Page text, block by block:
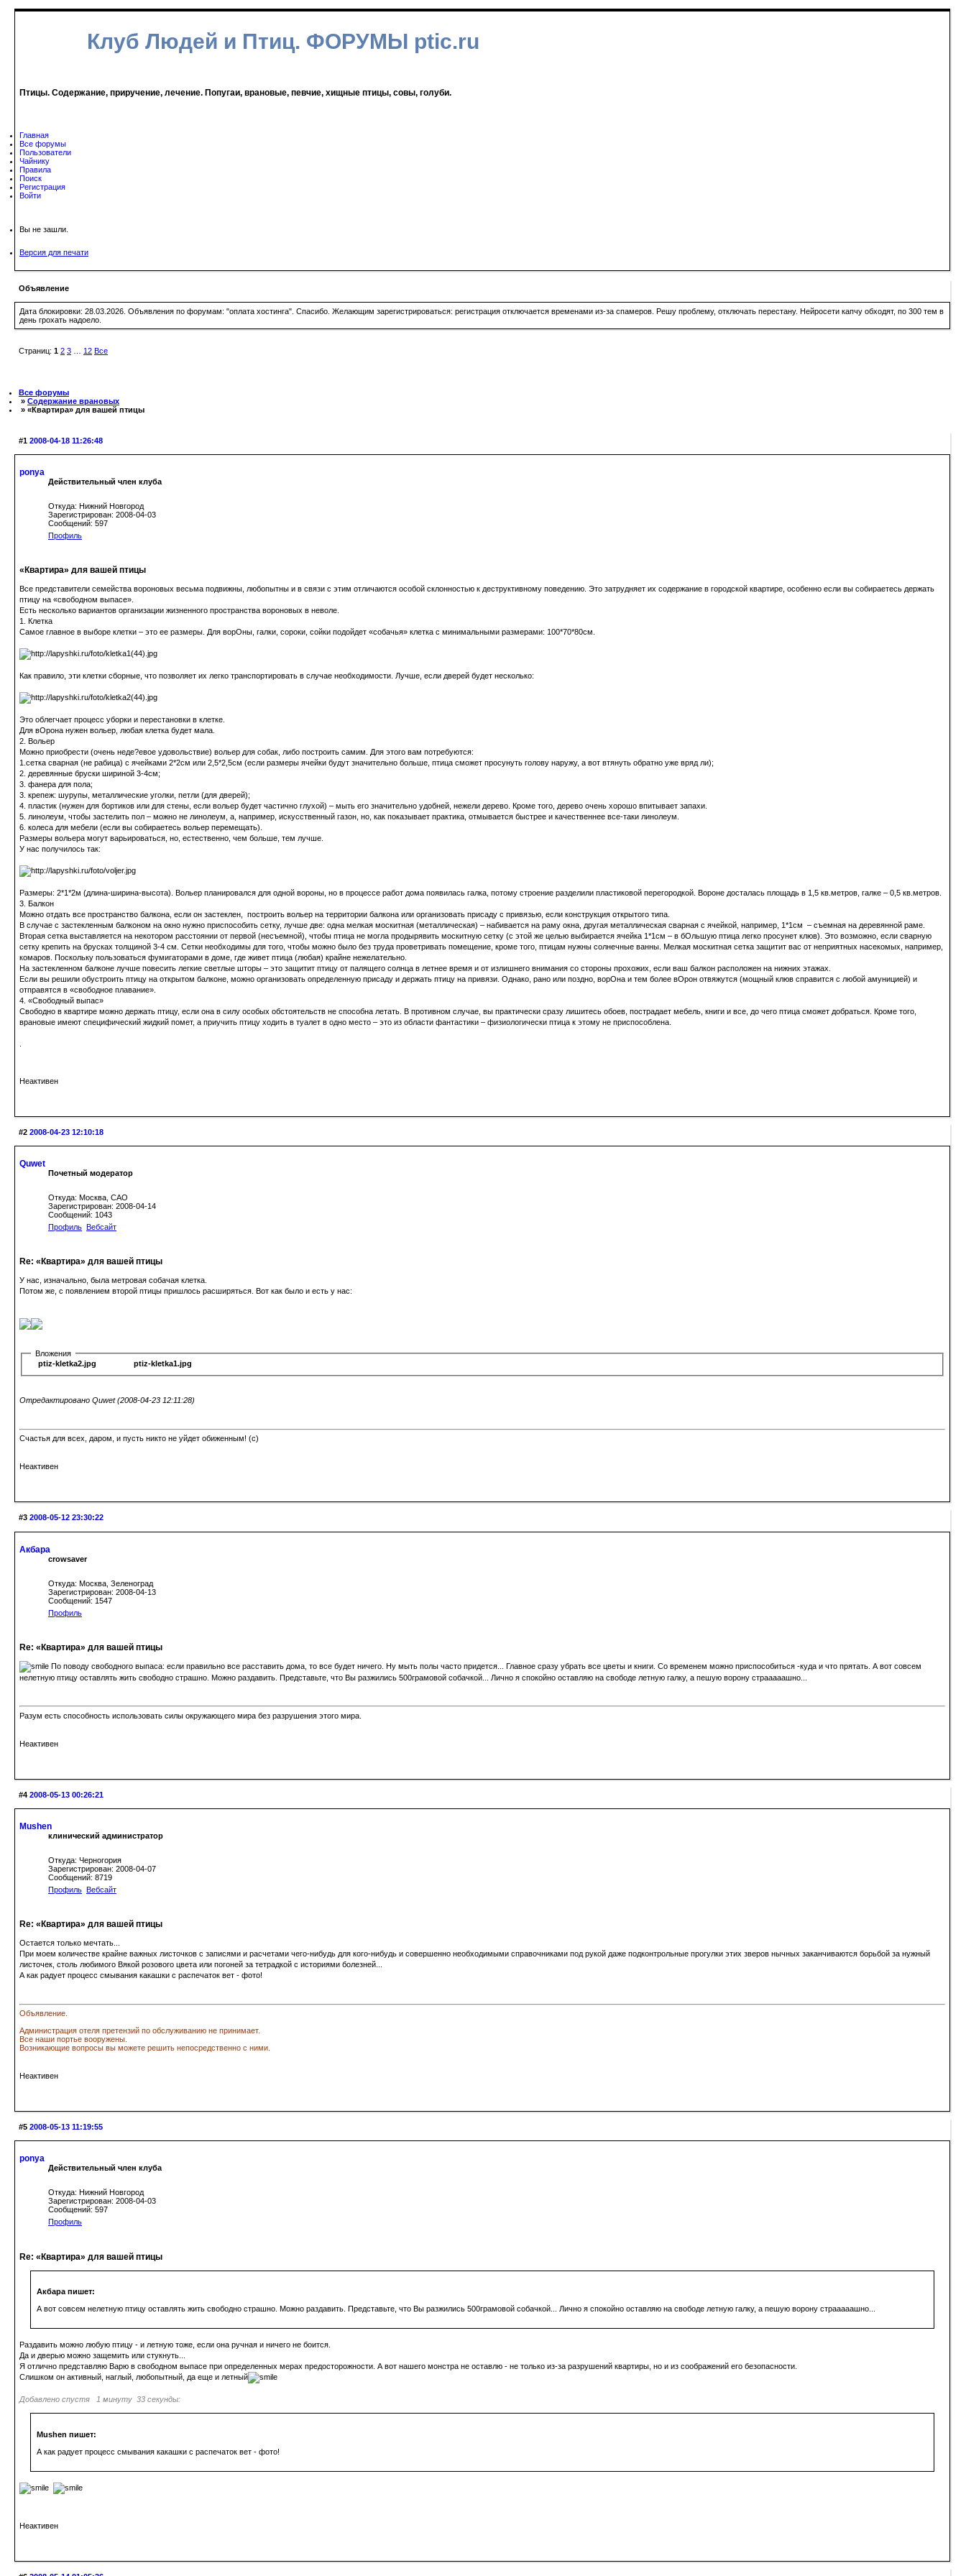
Клуб Людей и Птиц. ФОРУМЫ ptic.ru
Птицы. Содержание, приручение, лечение. Попугаи, врановые, певчие, хищные птицы, совы, голуби.
Главная
Все форумы
Пользователи
Чайнику
Правила
Поиск
Регистрация
Войти
Вы не зашли.
Версия для печати
Объявление
Дата блокировки: 28.03.2026. Объявления по форумам: "оплата хостинга". Спасибо. Желающим зарегистрироваться: регистрация отключается временами из-за спамеров. Решу проблему, отключать перестану. Нейросети капчу обходят, по 300 тем в
день грохать надоело.
Страниц: 1 2 3 … 12 Все
Все форумы
» Содержание врановых
» «Квартира» для вашей птицы
#1 2008-04-18 11:26:48
ponya
Действительный член клуба
Откуда: Нижний Новгород
Зарегистрирован: 2008-04-03
Сообщений: 597
Профиль
«Квартира» для вашей птицы
Все представители семейства вороновых весьма подвижны, любопытны и в связи с этим отличаются особой склонностью к деструктивному поведению. Это затрудняет их содержание в городской квартире, особенно если вы собираетесь держать
птицу на «свободном выпасе».
Есть несколько вариантов организации жизненного пространства вороновых в неволе.
1. Клетка
Самое главное в выборе клетки – это ее размеры. Для ворОны, галки, сороки, сойки подойдет «собачья» клетка с минимальными размерами: 100*70*80см.
Как правило, эти клетки сборные, что позволяет их легко транспортировать в случае необходимости. Лучше, если дверей будет несколько:
Это облегчает процесс уборки и перестановки в клетке.
Для вОрона нужен вольер, любая клетка будет мала.
2. Вольер
Можно приобрести (очень неде?евое удовольствие) вольер для собак, либо построить самим. Для этого вам потребуются:
1.сетка сварная (не рабица) с ячейками 2*2см или 2,5*2,5см (если размеры ячейки будут значительно больше, птица сможет просунуть голову наружу, а вот втянуть обратно уже вряд ли);
2. деревянные бруски шириной 3-4см;
3. фанера для пола;
3. крепеж: шурупы, металлические уголки, петли (для дверей);
4. пластик (нужен для бортиков или для стены, если вольер будет частично глухой) – мыть его значительно удобней, нежели дерево. Кроме того, дерево очень хорошо впитывает запахи.
5. линолеум, чтобы застелить пол – можно не линолеум, а, например, искусственный газон, но, как показывает практика, отмывается быстрее и качественнее все-таки линолеум.
6. колеса для мебели (если вы собираетесь вольер перемещать).
Размеры вольера могут варьироваться, но, естественно, чем больше, тем лучше.
У нас получилось так:
Размеры: 2*1*2м (длина-ширина-высота). Вольер планировался для одной вороны, но в процессе работ дома появилась галка, потому строение разделили пластиковой перегородкой. Вороне досталась площадь в 1,5 кв.метров, галке – 0,5 кв.метров.
3. Балкон
Можно отдать все пространство балкона, если он застеклен, построить вольер на территории балкона или организовать присаду с привязью, если конструкция открытого типа.
В случае с застекленным балконом на окно нужно приспособить сетку, лучше две: одна мелкая москитная (металлическая) – набивается на раму окна, другая металлическая сварная с ячейкой, например, 1*1см – съемная на деревянной раме.
Вторая сетка выставляется на некотором расстоянии от первой (несъемной), чтобы птица не могла продырявить москитную сетку (с этой же целью выбирается ячейка 1*1см – в бОльшую птица легко просунет клюв). Это возможно, если сварную
сетку крепить на брусках толщиной 3-4 см. Сетки необходимы для того, чтобы можно было без труда проветривать помещение, кроме того, птицам нужны солнечные ванны. Мелкая москитная сетка защитит вас от неприятных насекомых, например,
комаров. Поскольку пользоваться фумигаторами в доме, где живет птица (любая) крайне нежелательно.
На застекленном балконе лучше повесить легкие светлые шторы – это защитит птицу от палящего солнца в летнее время и от излишнего внимания со стороны прохожих, если ваш балкон расположен на нижних этажах.
Если вы решили обустроить птицу на открытом балконе, можно организовать определенную присаду и держать птицу на привязи. Однако, рано или поздно, ворОна и тем более вОрон отвяжутся (мощный клюв справится с любой амуницией) и
отправятся в «свободное плавание».
4. «Свободный выпас»
Свободно в квартире можно держать птицу, если она в силу особых обстоятельств не способна летать. В противном случае, вы практически сразу лишитесь обоев, пострадает мебель, книги и все, до чего птица сможет добраться. Кроме того,
врановые имеют специфический жидкий помет, а приучить птицу ходить в туалет в одно место – это из области фантастики – физиологически птица к этому не приспособлена.
Неактивен
#2 2008-04-23 12:10:18
Quwet
Почетный модератор
Откуда: Москва, САО
Зарегистрирован: 2008-04-14
Сообщений: 1043
Профиль Вебсайт
Re: «Квартира» для вашей птицы
У нас, изначально, была метровая собачая клетка.
Потом же, с появлением второй птицы пришлось расширяться. Вот как было и есть у нас:
Вложения
ptiz-kletka2.jpg
ptiz-kletka1.jpg
Отредактировано Quwet (2008-04-23 12:11:28)
Счастья для всех, даром, и пусть никто не уйдет обиженным! (c)
Неактивен
#3 2008-05-12 23:30:22
Акбара
crowsaver
Откуда: Москва, Зеленоград
Зарегистрирован: 2008-04-13
Сообщений: 1547
Профиль
Re: «Квартира» для вашей птицы
По поводу свободного выпаса: если правильно все расставить дома, то все будет ничего. Ну мыть полы часто придется... Главное сразу убрать все цветы и книги. Со временем можно приспособиться -куда и что прятать. А вот совсем
нелетную птицу оставлять жить свободно страшно. Можно раздавить. Представьте, что Вы разжились 500грамовой собачкой... Лично я спокойно оставляю на свободе летную галку, а пешую ворону страаааашно...
Разум есть способность использовать силы окружающего мира без разрушения этого мира.
Неактивен
#4 2008-05-13 00:26:21
Mushen
клинический администратор
Откуда: Черногория
Зарегистрирован: 2008-04-07
Сообщений: 8719
Профиль Вебсайт
Re: «Квартира» для вашей птицы
Остается только мечтать...
При моем количестве крайне важных листочков с записями и расчетами чего-нибудь для кого-нибудь и совершенно необходимыми справочниками под рукой даже подконтрольные прогулки этих зверов нычных заканчиваются борьбой за нужный
листочек, столь любимого Вякой розового цвета или погоней за тетрадкой с историями болезней...
А как радует процесс смывания какашки с распечаток вет - фото!
Объявление.
Администрация отеля претензий по обслуживанию не принимает.
Все наши портье вооружены.
Возникающие вопросы вы можете решить непосредственно с ними.
Неактивен
#5 2008-05-13 11:19:55
ponya
Действительный член клуба
Откуда: Нижний Новгород
Зарегистрирован: 2008-04-03
Сообщений: 597
Профиль
Re: «Квартира» для вашей птицы
Акбара пишет:
А вот совсем нелетную птицу оставлять жить свободно страшно. Можно раздавить. Представьте, что Вы разжились 500грамовой собачкой... Лично я спокойно оставляю на свободе летную галку, а пешую ворону страаааашно...
Раздавить можно любую птицу - и летную тоже, если она ручная и ничего не боится.
Да и дверью можно защемить или стукнуть...
Я отлично представляю Варю в свободном выпасе при определенных мерах предосторожности. А вот нашего монстра не оставлю - не только из-за разрушений квартиры, но и из соображений его безопасности.
Слишком он активный, наглый, любопытный, да еще и летный
Добавлено спустя 1 минуту 33 секунды:
Mushen пишет:
А как радует процесс смывания какашки с распечаток вет - фото!
Неактивен